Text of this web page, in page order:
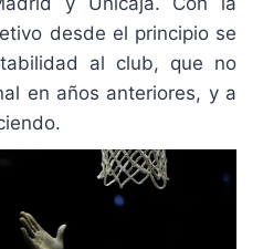
desde el principio se
al club, que no
en años anteriores, y a